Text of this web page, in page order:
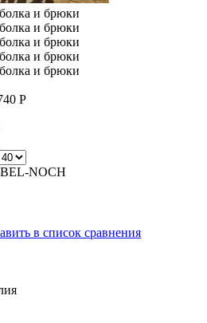
Р
NOCH
в список сравнения